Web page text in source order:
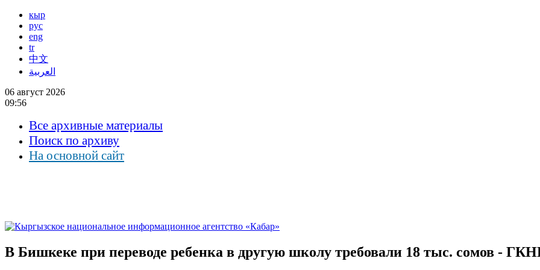
кыр
рус
eng
tr
中文
العربية
06 август 2026
09:56
Все архивные материалы
Поиск по архиву
На основной сайт
В Бишкеке при переводе ребенка в другую школу требовали 18 тыс. сомов -